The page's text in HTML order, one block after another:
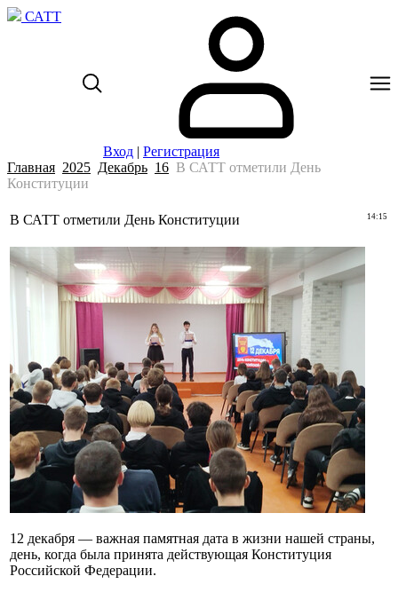
САТТ
Вход | Регистрация
Главная 2025 Декабрь 16 В САТТ отметили День
Конституции
14:15
В САТТ отметили День Конституции
12 декабря — важная памятная дата в жизни нашей страны,
день, когда была принята действующая Конституция
Российской Федерации.